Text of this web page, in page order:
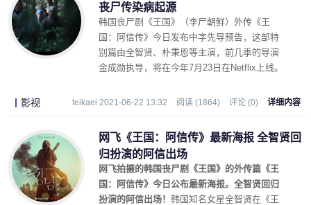
丧尸传染病起源
韩国丧尸剧《王国》（李尸朝鲜）外传《王
国：阿信传》今日发布中字先导预告，这部特
别篇由全智贤、朴秉恩等主演，前几季的导演
金成勋执导，将在今年7月23日在Netflix上线。
影视 teikaei 2021-06-22 13:32 阅读 (1864) 评论 (0) 详细内容
网飞《王国：阿信传》最新海报 全智贤回
归扮演的阿信出场
网飞拍摄的韩国丧尸剧《王国》的外传篇《王
国：阿信传》今日公布最新海报。全智贤回归
扮演的阿信出场！ 韩国知名女星全智贤在《王